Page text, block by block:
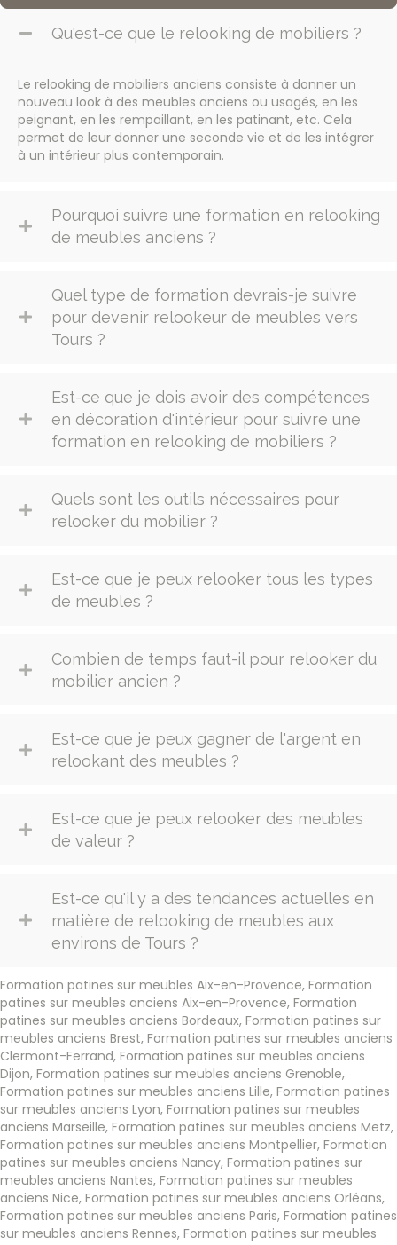
Qu'est-ce que le relooking de mobiliers ?
Le relooking de mobiliers anciens consiste à donner un
nouveau look à des meubles anciens ou usagés, en les
peignant, en les rempaillant, en les patinant, etc. Cela
permet de leur donner une seconde vie et de les intégrer
à un intérieur plus contemporain.
Pourquoi suivre une formation en relooking
de meubles anciens ?
Quel type de formation devrais-je suivre
pour devenir relookeur de meubles vers
Tours ?
Est-ce que je dois avoir des compétences
en décoration d'intérieur pour suivre une
formation en relooking de mobiliers ?
Quels sont les outils nécessaires pour
relooker du mobilier ?
Est-ce que je peux relooker tous les types
de meubles ?
Combien de temps faut-il pour relooker du
mobilier ancien ?
Est-ce que je peux gagner de l'argent en
relookant des meubles ?
Est-ce que je peux relooker des meubles
de valeur ?
Est-ce qu'il y a des tendances actuelles en
matière de relooking de meubles aux
environs de Tours ?
Formation patines sur meubles Aix-en-Provence, Formation
patines sur meubles anciens Aix-en-Provence, Formation
patines sur meubles anciens Bordeaux, Formation patines sur
meubles anciens Brest, Formation patines sur meubles anciens
Clermont-Ferrand, Formation patines sur meubles anciens
Dijon, Formation patines sur meubles anciens Grenoble,
Formation patines sur meubles anciens Lille, Formation patines
sur meubles anciens Lyon, Formation patines sur meubles
anciens Marseille, Formation patines sur meubles anciens Metz,
Formation patines sur meubles anciens Montpellier, Formation
patines sur meubles anciens Nancy, Formation patines sur
meubles anciens Nantes, Formation patines sur meubles
anciens Nice, Formation patines sur meubles anciens Orléans,
Formation patines sur meubles anciens Paris, Formation patines
sur meubles anciens Rennes, Formation patines sur meubles